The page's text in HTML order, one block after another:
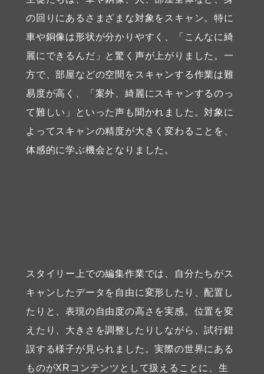
の回りにあるさまざまな対象をスキャン。特に
車や銅像は形状が分かりやすく、「こんなに綺
麗にできるんだ」と驚く声が上がりました。一
方で、部屋などの空間をスキャンする作業は難
易度が高く、「案外、綺麗にスキャンするのっ
て難しい」といった声も聞かれました。対象に
よってスキャンの精度が大きく変わることを、
体感的に学ぶ機会となりました。
スタイリー上での編集作業では、自分たちがス
キャンしたデータを自由に変形したり、配置し
たりと、表現の自由度の高さを実感。位置を変
えたり、大きさを調整したりしながら、試行錯
誤する様子が見られました。実際の世界にある
ものがXRコンテンツとして扱えることに、生